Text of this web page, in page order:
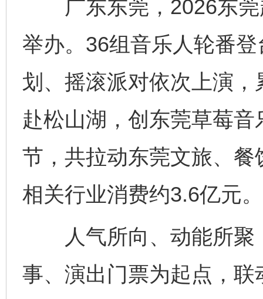
广东东莞，2026东莞
举办。36组音乐人轮番
划、摇滚派对依次上演
赴松山湖，创东莞草莓
节，共拉动东莞文旅、
相关行业消费约3.6亿元。
人气所向、动能所聚
事、演出门票为起点，联